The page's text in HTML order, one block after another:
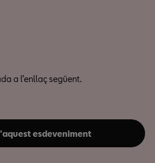
a l’enllaç següent.
esdeveniment